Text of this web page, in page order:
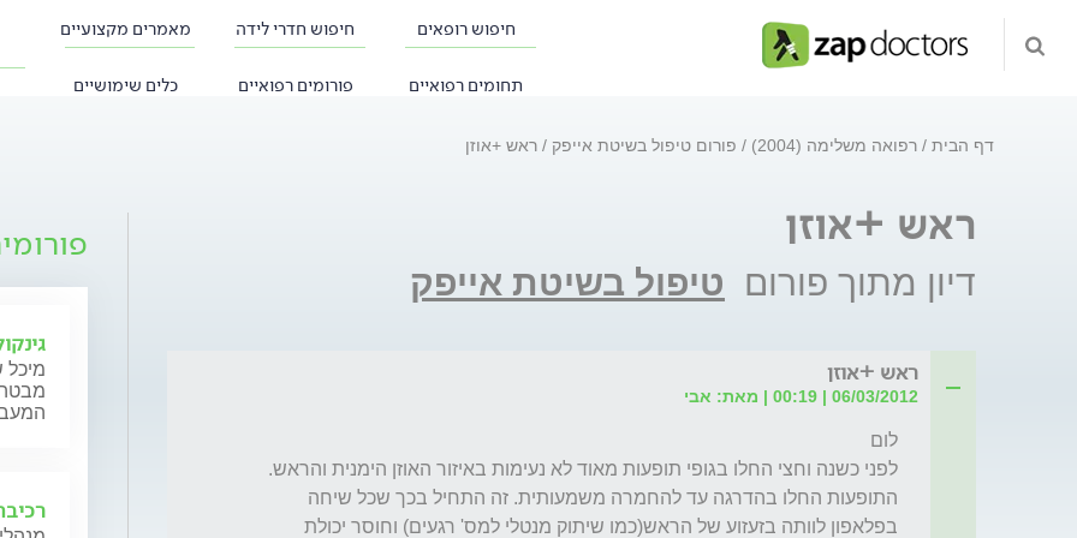
חיפוש רופאים חיפוש חדרי לידה מאמרים מקצועיים
תחומים רפואיים פורומים רפואיים כלים שימושיים
דף הבית רפואה משלימה (2004) פורום טיפול בשיטת אייפק ראש +אוזן
ראש +אוזן
דיון מתוך פורום טיפול בשיטת אייפק
ראש +אוזן
06/03/2012 | 00:19 | מאת: אבי
מיכל
מבטה